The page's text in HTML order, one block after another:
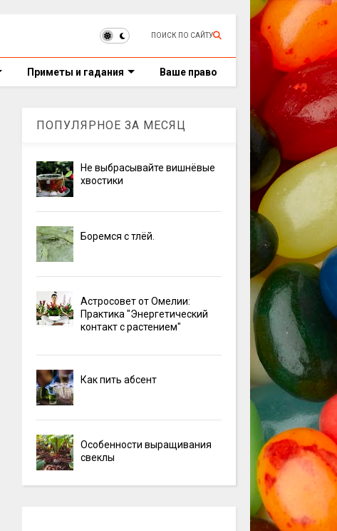
ПОИСК ПО САЙТУ
Приметы и гадания Ваше право
ПОПУЛЯРНОЕ ЗА МЕСЯЦ
Не выбрасывайте вишнёвые
хвостики
Боремся с тлёй.
Астросовет от Омелии:
Практика "Энергетический
контакт с растением"
Как пить абсент
Особенности выращивания
свеклы